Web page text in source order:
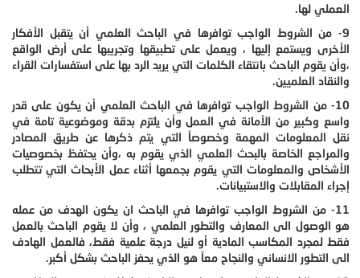
العملي لها.
9- من الشروط الواجب توافرها في الباحث العلمي أن يتقبل الأفكار
الأخرى ويستمع إليها ، ويعمل على تطبيقها وتجريبها على أرض الواقع
،وأن يقوم الباحث بانتقاء الكلمات التي يريد الرد بها على استفسارات القراء
والنقاد العلميين.
10- من الشروط الواجب توافرها في الباحث العلمي أن يكون على قدر
واسع وكبير من الأمانة في العمل وأن يلتزم بدقة وموضوعية تامة في
نقل المعلومات المهمة وخصوصاً التي يتم ذكرها عن طريق المصادر
والمراجع الخاصة بالبحث العلمي الذي يقوم به ،وأن يحتفظ بخصوصيات
الأشخاص والمعلومات التي يقوم بجمعها أثناء عمل الأبحاث التي تتطلب
إجراء المقابلات والاستبيانات.
11- من الشروط الواجب توافرها في الباحث ان يكون الهدف من عمله
هو الوصول الى المعارف والتطور العلمي ، وأن لا يقوم الباحث بالعمل
فقط لمجرد المكاسب المادية أو لنيل درجة علمية فقط، فالعمل الهادف
الى التطور الانساني والنجاح معاً هو الذي يحفز الباحث بشكل أكبر.